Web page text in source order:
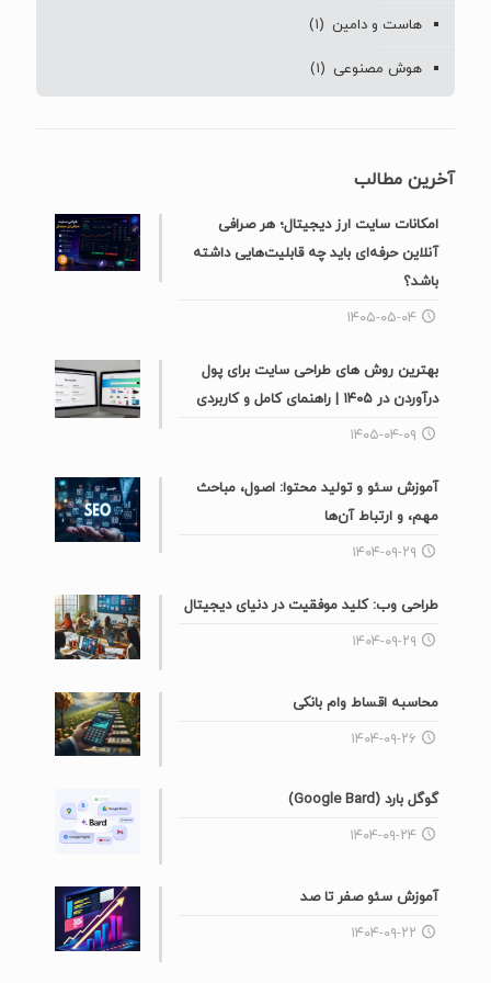
هاست و دامین (۱)
هوش مصنوعی (۱)
آخرین مطالب
امکانات سایت ارز دیجیتال؛ هر صرافی
آنلاین حرفه‌ای باید چه قابلیت‌هایی داشته
باشد؟
۱۴۰۵-۰۵-۰۴
بهترین روش های طراحی سایت برای پول
درآوردن در ۱۴۰۵ | راهنمای کامل و کاربردی
۱۴۰۵-۰۴-۰۹
آموزش سئو و تولید محتوا: اصول، مباحث
مهم، و ارتباط آن‌ها
۱۴۰۴-۰۹-۲۹
طراحی وب: کلید موفقیت در دنیای دیجیتال
۱۴۰۴-۰۹-۲۹
محاسبه اقساط وام بانکی
۱۴۰۴-۰۹-۲۶
گوگل بارد (Google Bard)
۱۴۰۴-۰۹-۲۴
آموزش سئو صفر تا صد
۱۴۰۴-۰۹-۲۲